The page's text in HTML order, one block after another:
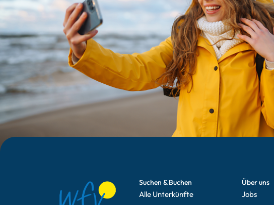
Suchen & Buchen
Alle Unterkünfte
Über uns
Jobs